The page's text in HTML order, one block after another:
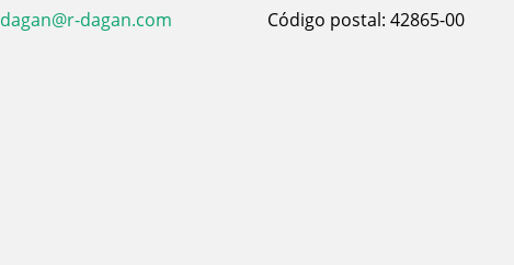
dagan@r-dagan.com
Código postal: 42865-00